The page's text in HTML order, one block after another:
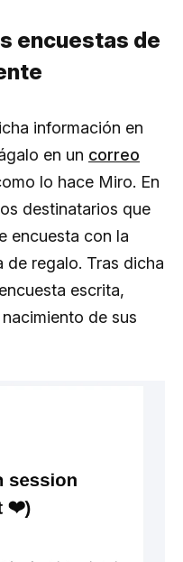
encuestas de
información en
en un correo
lo hace Miro. En
destinatarios que
encuesta con la
de regalo. Tras dicha
escrita,
de sus